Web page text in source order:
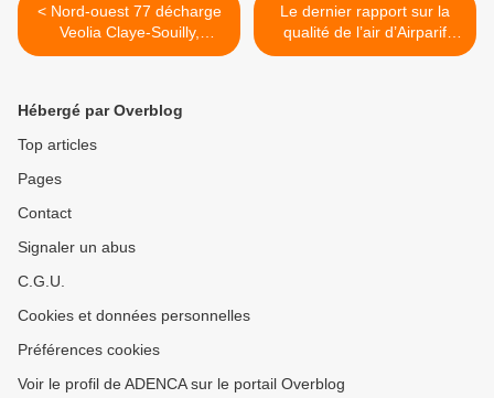
< Nord-ouest 77 décharge
Veolia Claye-Souilly,
Fresnes sur Marne et
des fientes de mouettes
jusque dans leur jardin ?
Le dernier rapport sur la
qualité de l’air d’Airparif
date d’Octobre 2014 pour la
Hébergé par Overblog
Top articles
Pages
Contact
Signaler un abus
C.G.U.
Cookies et données personnelles
Préférences cookies
Voir le profil de ADENCA sur le portail Overblog